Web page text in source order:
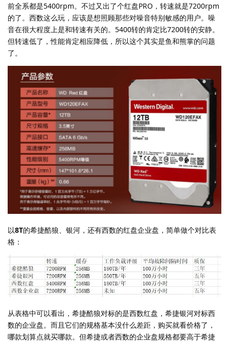
前全系都是5400rpm。不过又出了个红盘PRO，转速就是7200rpm
的了。西数这么玩，应该是想照顾那些对噪音特别敏感的用户。噪
音在很大程度上是和转速有关的。5400转的肯定比7200转的安静。
但转速低了，性能肯定相应降低，所以这个其实是鱼和熊掌的问题
了。
以8T的希捷酷狼、银河，还有西数的红盘企业盘，简单做个对比表
格：
从表格中可以看出，希捷酷狼对标的是西数红盘，希捷银河对标西
数的企业盘。而且它们的规格基本没什么差距，购买就看价格了，
哪款划算点就买哪款。但希捷或者西数的企业盘规格都要高于希捷